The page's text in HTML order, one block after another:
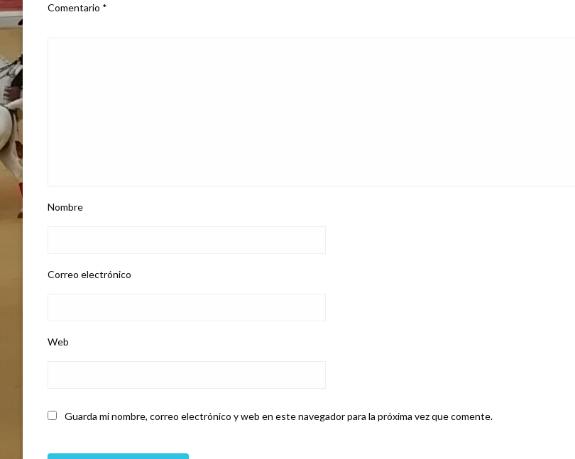
Comentario *
Nombre
Correo electrónico
Web
Guarda mi nombre, correo electrónico y web en este navegador para la próxima vez que comente.